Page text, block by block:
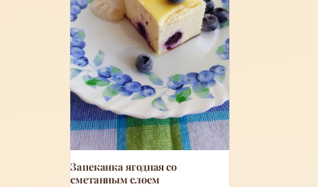
Запеканка ягодная со
сметанным слоем